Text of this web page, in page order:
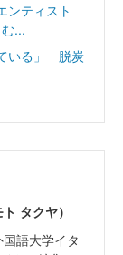
ンティスト
...
いる」 脱炭
タクヤ）
語大学イタ